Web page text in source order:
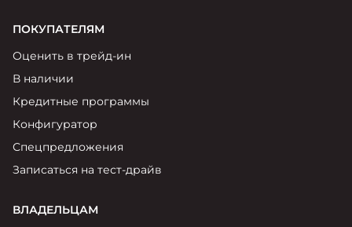
ПОКУПАТЕЛЯМ
Оценить в трейд-ин
В наличии
Кредитные программы
Конфигуратор
Спецпредложения
Записаться на тест-драйв
ВЛАДЕЛЬЦАМ